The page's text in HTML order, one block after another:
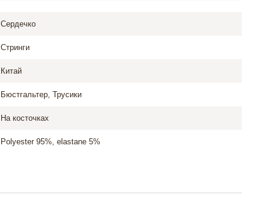
Сердечко
Стринги
Китай
Бюстгальтер, Трусики
На косточках
Polyester 95%, elastane 5%